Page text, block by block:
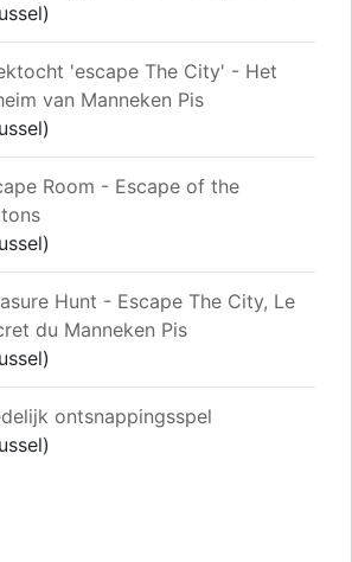
'escape The City' - Het
van Manneken Pis
Room - Escape of the
Hunt - Escape The City, Le
du Manneken Pis
ontsnappingsspel